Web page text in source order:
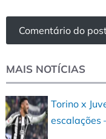
MAIS NOTÍCIAS
Torino x
escalações